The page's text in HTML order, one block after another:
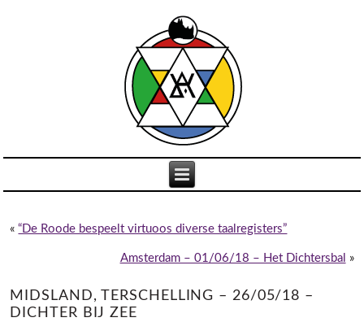
«“De Roode bespeelt virtuoos diverse taalregisters”
Amsterdam – 01/06/18 – Het Dichtersbal »
MIDSLAND, TERSCHELLING – 26/05/18 –
DICHTER BIJ ZEE